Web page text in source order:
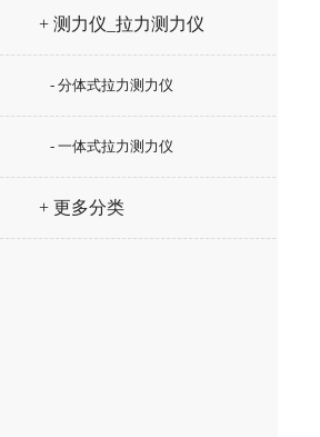
+ 测力仪_拉力测力仪
- 分体式拉力测力仪
- 一体式拉力测力仪
+ 更多分类